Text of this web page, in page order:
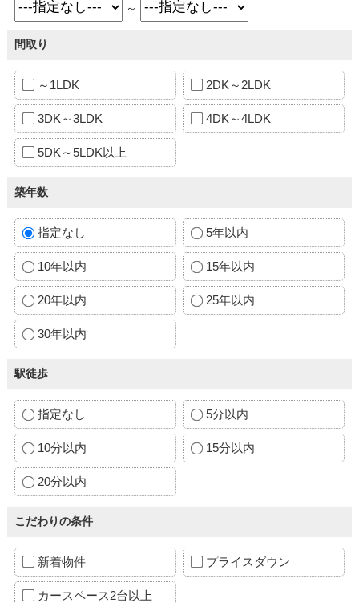
～
間取り
～1LDK 2DK～2LDK
3DK～3LDK 4DK～4LDK
5DK～5LDK以上
築年数
指定なし 5年以内
10年以内 15年以内
20年以内 25年以内
30年以内
駅徒歩
指定なし 5分以内
10分以内 15分以内
20分以内
こだわりの条件
新着物件 プライスダウン
カースペース2台以上